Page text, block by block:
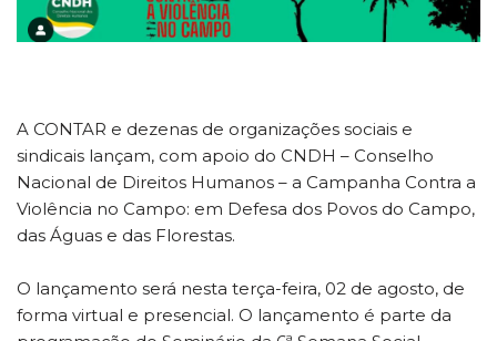
A CONTAR e dezenas de organizações sociais e
sindicais lançam, com apoio do CNDH – Conselho
Nacional de Direitos Humanos – a Campanha Contra a
Violência no Campo: em Defesa dos Povos do Campo,
das Águas e das Florestas.
O lançamento será nesta terça-feira, 02 de agosto, de
forma virtual e presencial. O lançamento é parte da